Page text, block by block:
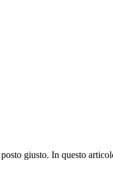
giusto. In questo